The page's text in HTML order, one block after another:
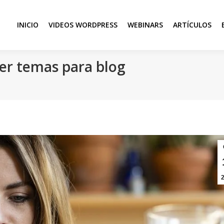
INICIO VIDEOS WORDPRESS WEBINARS ARTÍCULOS
temas para blog